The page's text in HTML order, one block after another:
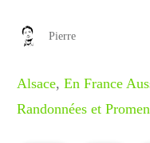
Pierre
Alsace, En France
Randonnées et